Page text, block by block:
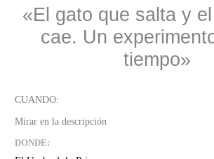
«El gato que salta y
cae. Un
tiempo»
DONDE: